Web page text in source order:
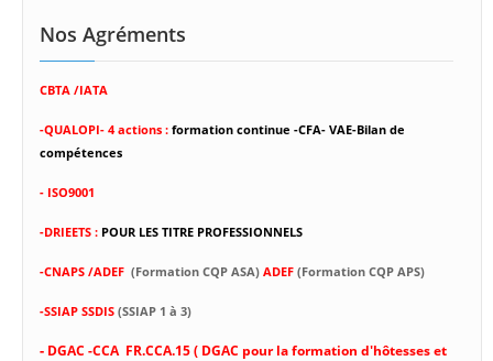
Nos Agréments
CBTA /IATA
-QUALOPI- 4 actions : formation continue -CFA- VAE-Bilan de
compétences
- ISO9001
-DRIEETS : POUR LES TITRE PROFESSIONNELS
-CNAPS /ADEF (Formation CQP ASA) ADEF (Formation CQP APS)
-SSIAP SSDIS (SSIAP 1 à 3)
- DGAC -CCA FR.CCA.15 ( DGAC pour la formation d'hôtesses et